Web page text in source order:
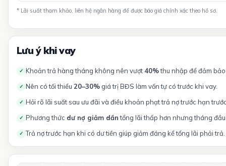
* Lãi suất tham khảo, liên hệ ngân hàng để được báo giá chính xác theo hồ sơ.
Lưu ý khi vay
✓ Khoản trả hàng tháng không nên vượt 40%thu nhập để đảm
✓ Nên có tối thiểu 20–30% giá trị BĐS làm vốn tự có trước khi vay.
✓ Hỏi rõ lãi suất sau ưu đãi và điều khoản phạt trả nợ trước hạn
✓ Phương thức dư nợ giảm dầntổng lãi thấp hơn nhưng tháng
✓ Trả nợ trước hạn khi có dư tiền giúp giảm đáng kể tổng lãi phải trả.